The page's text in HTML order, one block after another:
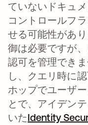
ていないドキュ
コントロールフ
せる可能性があ
御は必要ですが
認可を管理でき
し、クエリ時に
ホップでユーザ
とで、アイデン
いたIdentity